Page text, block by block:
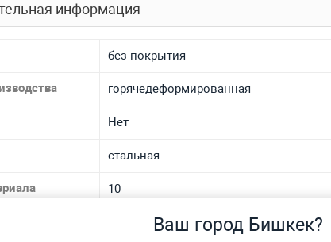
Ваш город Бишкек?
информация
без покрытия
горячедеформированная
Нет
стальная
10